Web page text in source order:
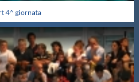
4^ giornata